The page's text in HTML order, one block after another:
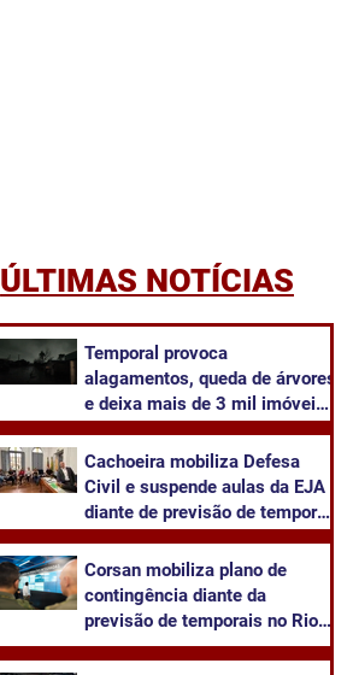
ÚLTIMAS NOTÍCIAS
Temporal provoca
alagamentos, queda de árvores
e deixa mais de 3 mil imóveis
Sul
Cachoeira mobiliza Defesa
Civil e suspende aulas da EJA
diante de previsão de temporal
Corsan mobiliza plano de
contingência diante da
previsão de temporais no Rio
Grande do Sul